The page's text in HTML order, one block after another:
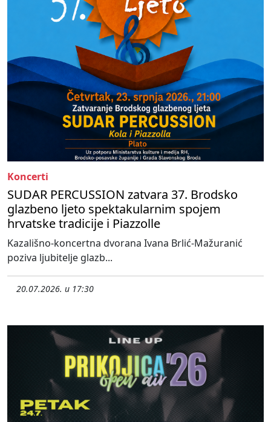
Koncerti
SUDAR PERCUSSION zatvara 37. Brodsko
glazbeno ljeto spektakularnim spojem
hrvatske tradicije i Piazzolle
Kazališno-koncertna dvorana Ivana Brlić-Mažuranić
poziva ljubitelje glazb...
20.07.2026. u 17:30